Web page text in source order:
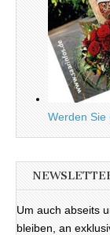
Werden Sie
Um auch abseits
bleiben, an